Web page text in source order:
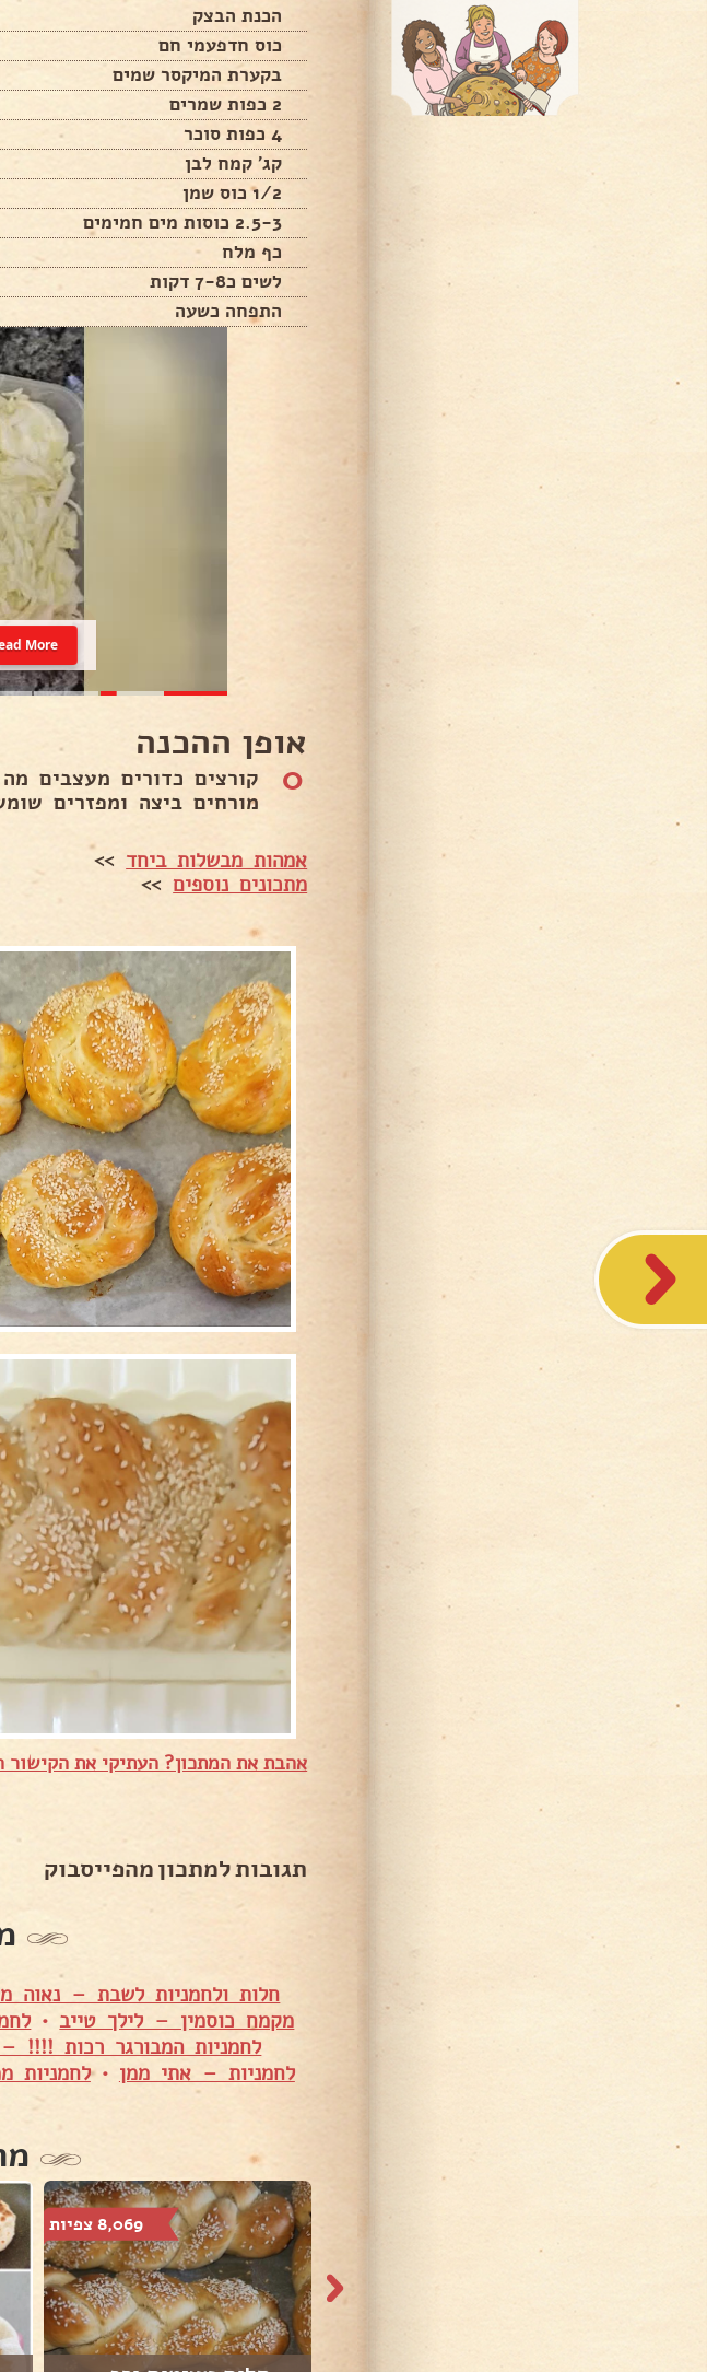
הכנת הבצק
כוס חדפעמי חם
בקערת המיקסר שמים
2 כפות שמרים
4 כפות סוכר
קג' קמח לבן
1/2 כוס שמן
2.5-3 כוסות מים חמימים
כף מלח
לשים כ7-8 דקות
התפחה כשעה
More
אופן ההכנה
0
מורחים ביצה ומפזרים שומשום 180 מעלות כ20/
אמהות מבשלות ביחד >>
מתכונים נוספים>>
אהבת את המתכון? העתיקי את הקישור
תגובות למתכון מהפייסבוק
חלות ולחמניות לשבת – נאוה
מקמח כוסמין – לילך טייב•
לחמניות המבורגר רכות !!!!
לחמניות – אתי ממן•לחמניות
8,069 צפיות